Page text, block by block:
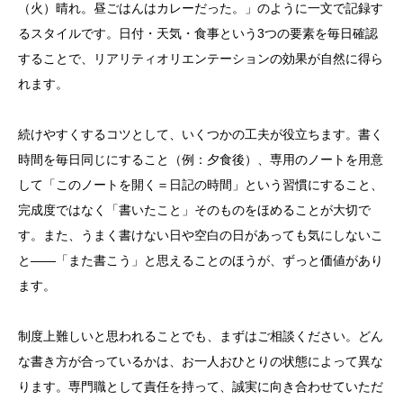
（火）晴れ。昼ごはんはカレーだった。」のように一文で記録す
るスタイルです。日付・天気・食事という3つの要素を毎日確認
することで、リアリティオリエンテーションの効果が自然に得ら
れます。
続けやすくするコツとして、いくつかの工夫が役立ちます。書く
時間を毎日同じにすること（例：夕食後）、専用のノートを用意
して「このノートを開く＝日記の時間」という習慣にすること、
完成度ではなく「書いたこと」そのものをほめることが大切で
す。また、うまく書けない日や空白の日があっても気にしないこ
と——「また書こう」と思えることのほうが、ずっと価値があり
ます。
制度上難しいと思われることでも、まずはご相談ください。どん
な書き方が合っているかは、お一人おひとりの状態によって異な
ります。専門職として責任を持って、誠実に向き合わせていただ